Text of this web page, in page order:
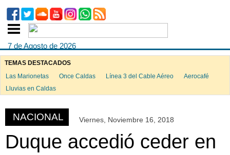
7 de Agosto de 2026
TEMAS DESTACADOS
Las Marionetas
Once Caldas Línea 3 del Cable Aéreo
Aerocafé
Lluvias en Caldas
NACIONAL Viernes, Noviembre 16, 2018
Duque accedió ceder en